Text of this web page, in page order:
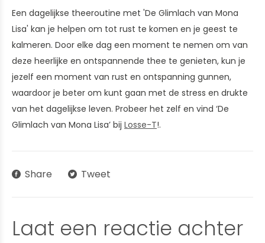
Een dagelijkse theeroutine met 'De Glimlach van Mona
Lisa' kan je helpen om tot rust te komen en je geest te
kalmeren. Door elke dag een moment te nemen om van
deze heerlijke en ontspannende thee te genieten, kun je
jezelf een moment van rust en ontspanning gunnen,
waardoor je beter om kunt gaan met de stress en drukte
van het dagelijkse leven. Probeer het zelf en vind ‘De
Glimlach van Mona Lisa’ bij Losse-T!.
Share Tweet
Laat een reactie achter